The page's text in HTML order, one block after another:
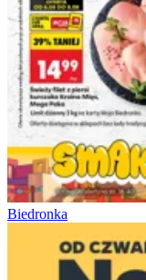
Biedronka